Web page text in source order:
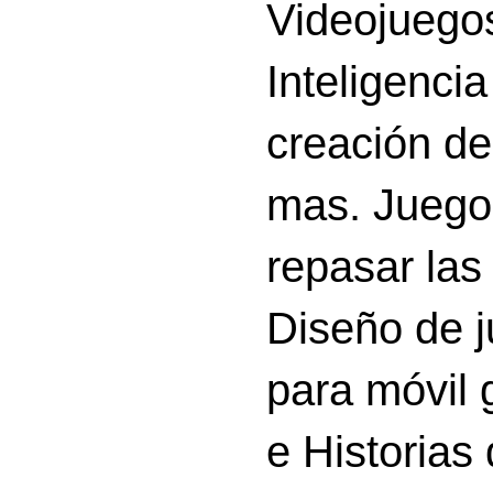
creación
mas.
repasar
Diseño de
para móvil
e Historias